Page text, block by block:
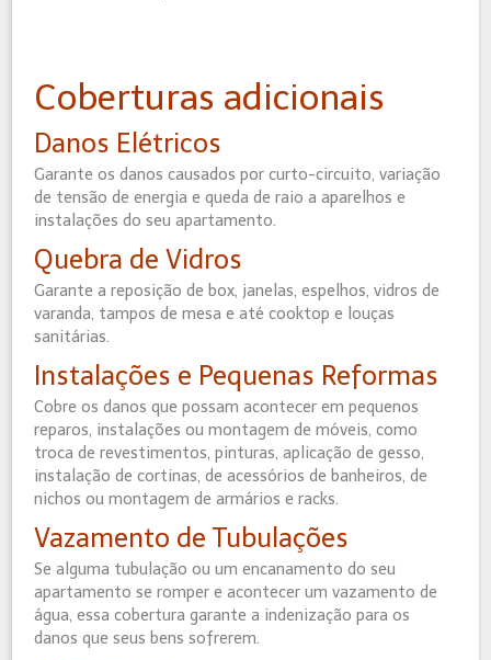
Coberturas adicionais
Danos Elétricos
Garante os danos causados por curto-circuito, variação
de tensão de energia e queda de raio a aparelhos e
instalações do seu apartamento.
Quebra de Vidros
Garante a reposição de box, janelas, espelhos, vidros de
varanda, tampos de mesa e até cooktop e louças
sanitárias.
Instalações e Pequenas Reformas
Cobre os danos que possam acontecer em pequenos
reparos, instalações ou montagem de móveis, como
troca de revestimentos, pinturas, aplicação de gesso,
instalação de cortinas, de acessórios de banheiros, de
nichos ou montagem de armários e racks.
Vazamento de Tubulações
Se alguma tubulação ou um encanamento do seu
apartamento se romper e acontecer um vazamento de
água, essa cobertura garante a indenização para os
danos que seus bens sofrerem.